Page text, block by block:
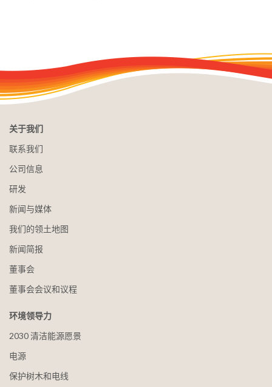
关于我们
联系我们
公司信息
研发
新闻与媒体
我们的领土地图
新闻简报
董事会
董事会会议和议程
环境领导力
2030 清洁能源愿景
电源
保护树木和电线